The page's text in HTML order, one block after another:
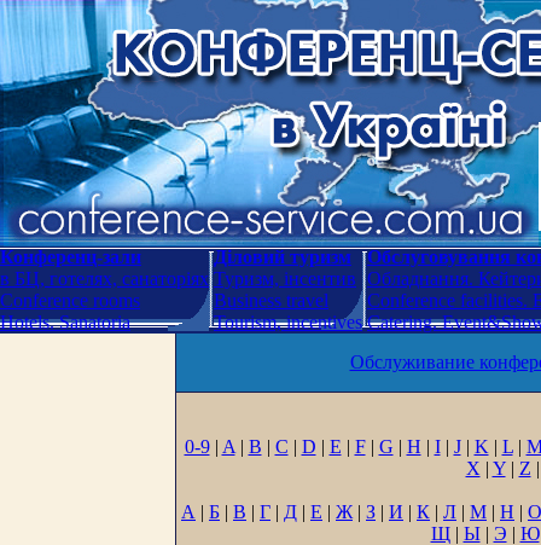
Конференц-зали
в БЦ, готелях, санаторіях
Conference rooms
Hotels. Sanatoria
Діловий туризм
Туризм, інсентив
Business travel
Tourism, incentives
Обслуговування
Обладнання.
Conference facilities.
Catering.
Обслуживание
0-9| A | B | C | D | E | F| G | H | I| J| K | L|
X | Y| Z |
А | Б | В | Г | Д | Е | Ж | З | И | К | Л | М | Н | О
Щ| Ы| Э | Ю